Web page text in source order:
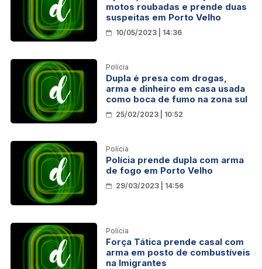
motos roubadas e prende duas
suspeitas em Porto Velho
10/05/2023 | 14:36
Polícia
Dupla é presa com drogas,
arma e dinheiro em casa usada
como boca de fumo na zona sul
25/02/2023 | 10:52
Polícia
Polícia prende dupla com arma
de fogo em Porto Velho
29/03/2023 | 14:56
Polícia
Força Tática prende casal com
arma em posto de combustíveis
na Imigrantes